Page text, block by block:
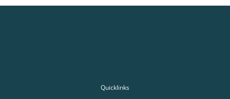
Quicklinks